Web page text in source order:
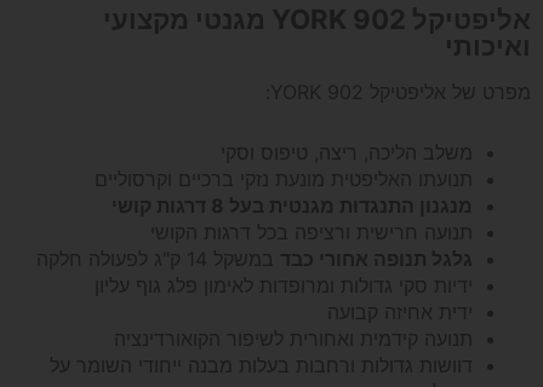
902
אליפטיקל YORK 902 מגנטי מקצועי
ואיכותי
מפרט של אליפטיקל YORK 902:
משלב הליכה, ריצה, טיפוס וסקי
תנועתו האליפטית מונעת נזקי ברכיים וקרסוליים
מנגנון התנגדות מגנטית בעל 8 דרגות קושי
תנועה חרישית ורציפה בכל דרגות הקושי
גלגל תנופה אחורי כבד במשקל 14 ק"ג לפעולה חלקה
ידיות סקי גדולות ומרופדות לאימון פלג גוף עליון
ידית אחיזה קבועה
תנועה קידמית ואחורית לשיפור הקואורדינציה
דוושות גדולות ורחבות בעלות מבנה ייחודי השומר על